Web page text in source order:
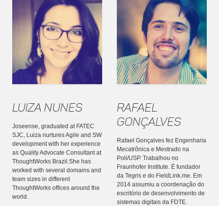
Luiza Nunes
Joseense, graduated at FATEC
SJC, Luiza nurtures Agile and SW
development with her experience
as Quality Advocate Consultant at
ThoughtWorks Brazil.She has
worked with several domains and
team sizes in different
ThoughtWorks offices around the
world.
Rafael
Gonçalves
Rafael Gonçalves fez Engenharia
Mecatrônica e Mestrado na
Poli/USP. Trabalhou no
Fraunhofer Institute. É fundador
da Tegris e do FieldLink.me. Em
2014 assumiu a coordenação do
escritório de desenvolvimento de
sistemas digitais da FDTE.